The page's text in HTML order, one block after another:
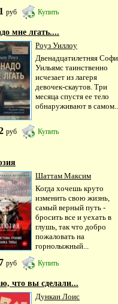
руб Купить
мне лгать....
Роуз Уиллоу
Двенадцатилетняя Софи
Уильямс таинственно
исчезает из лагеря
девочек-скаутов. Три
месяца спустя ее тело
обнаруживают в
руб Купить
Шаттам Максим
Когда хочешь круто
изменить свою жизнь,
самый верный путь -
бросить все и уехать в
глушь, так что добро
пожаловать на
горнолыжный...
руб Купить
что вы сделали...
Дункан Лоис